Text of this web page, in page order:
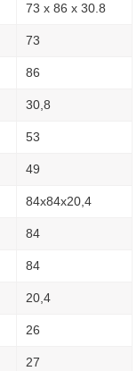
73 x 86 x 30.8
73
86
30,8
53
49
84x84х20,4
84
84
20,4
26
27